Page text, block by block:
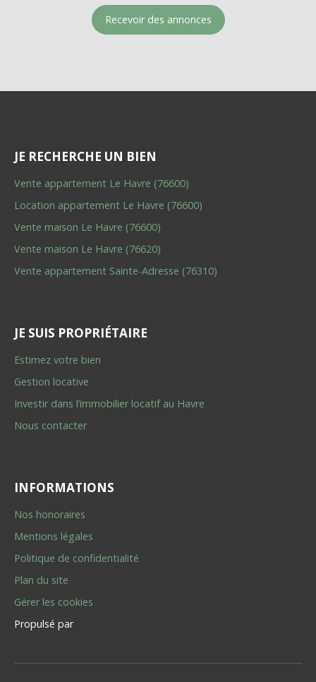
Recevoir des annonces
JE RECHERCHE UN BIEN
Vente appartement Le Havre (76600)
Location appartement Le Havre (76600)
Vente maison Le Havre (76600)
Vente maison Le Havre (76620)
Vente appartement Sainte-Adresse (76310)
JE SUIS PROPRIÉTAIRE
Estimez votre bien
Gestion locative
Investir dans l’immobilier locatif au Havre
Nous contacter
INFORMATIONS
Nos honoraires
Mentions légales
Politique de confidentialité
Plan du site
Gérer les cookies
Propulsé par